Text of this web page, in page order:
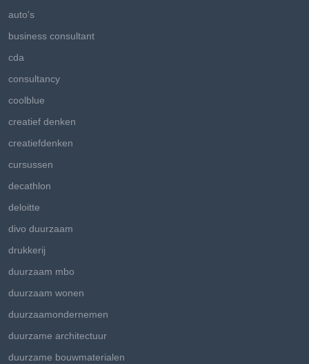
auto's
business consultant
cda
consultancy
coolblue
creatief denken
creatiefdenken
cursussen
decathlon
deloitte
divo duurzaam
drukkerij
duurzaam mbo
duurzaam wonen
duurzaamondernemen
duurzame architectuur
duurzame bouwmaterialen